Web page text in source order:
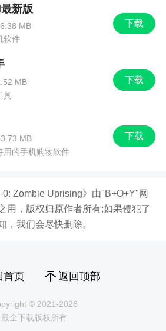
下载
新版
MB
软件
下载
MB
具
下载
MB
用的手机购物软件
0: Zombie Uprising》由"B+O+Y"网
用，版权归原作者所有;如果侵犯了
，我们会尽快删除。
首页 返回顶部
© 2021-2026
最全下载版权所有